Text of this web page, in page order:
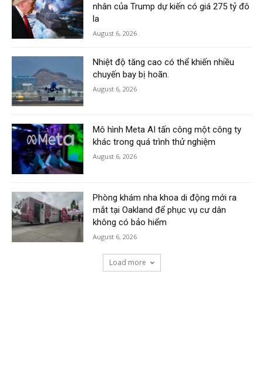
nhân của Trump dự kiến có giá 275 tỷ đô
la
August 6, 2026
Nhiệt độ tăng cao có thể khiến nhiều
chuyến bay bị hoãn.
August 6, 2026
Mô hình Meta AI tấn công một công ty
khác trong quá trình thử nghiệm
August 6, 2026
Phòng khám nha khoa di động mới ra
mắt tại Oakland để phục vụ cư dân
không có bảo hiểm
August 6, 2026
Load more